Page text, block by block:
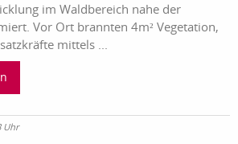
im Waldbereich nahe der
Vor Ort brannten 4m² Vegetation,
mittels ...
Uhr